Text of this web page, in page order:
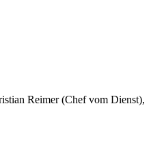
Reimer (Chef vom Dienst),